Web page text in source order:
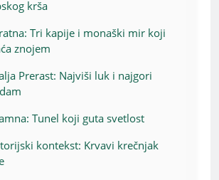
krša
Tri kapije i monaški mir koji
znojem
Prerast: Najviši luk i najgori
Tunel koji guta svetlost
kontekst: Krvavi krečnjak